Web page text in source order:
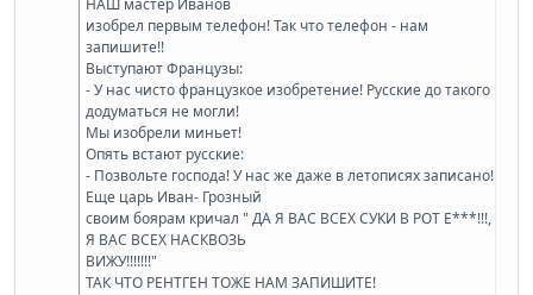
НАШ мастер Иванов
изобрел первым телефон! Так что телефон - нам
запишите!!
Выступают Французы:
- У нас чисто французкое изобретение! Русские до такого
додуматься не могли!
Мы изобрели миньет!
Опять встают русские:
- Позвольте господа! У нас же даже в летописях записано!
Еще царь Иван- Грозный
своим боярам кричал " ДА Я ВАС ВСЕХ СУКИ В РОТ Е***!!!,
Я ВАС ВСЕХ НАСКВОЗЬ
ВИЖУ!!!!!!!"
ТАК ЧТО РЕНТГЕН ТОЖЕ НАМ ЗАПИШИТЕ!